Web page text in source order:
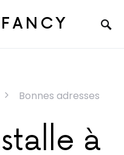
Bonnes adresses
à